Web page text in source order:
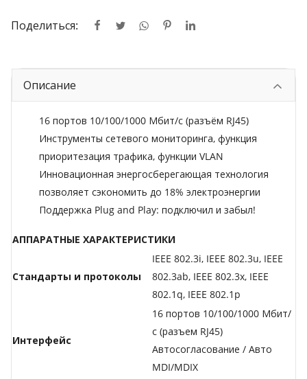
Поделиться:
Описание
16 портов 10/100/1000 Мбит/с (разъём RJ45)
Инструменты сетевого мониторинга, функция
приоритезация трафика, функции VLAN
Инновационная энергосберегающая технология
позволяет сэкономить до 18% электроэнергии
Поддержка Plug and Play: подключил и забыл!
АППАРАТНЫЕ ХАРАКТЕРИСТИКИ
Стандарты и протоколы
IEEE 802.3i, IEEE 802.3u, IEEE
802.3ab, IEEE 802.3x, IEEE
802.1q, IEEE 802.1p
Интерфейс
16 портов 10/100/1000 Мбит/
с (разъем RJ45)
Автосогласование / Авто
MDI/MDIX